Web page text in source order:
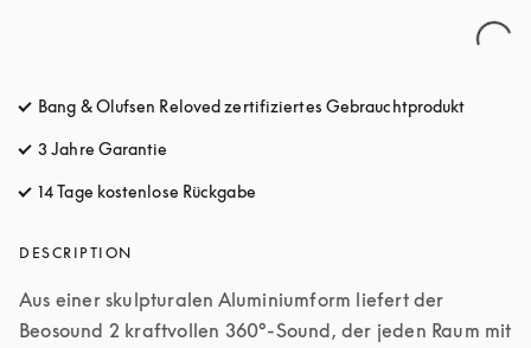
Bang & Olufsen Reloved zertifiziertes Gebrauchtprodukt
3 Jahre Garantie
14 Tage kostenlose Rückgabe
DESCRIPTION
Aus einer skulpturalen Aluminiumform liefert der
Beosound 2 kraftvollen 360°-Sound, der jeden Raum mit